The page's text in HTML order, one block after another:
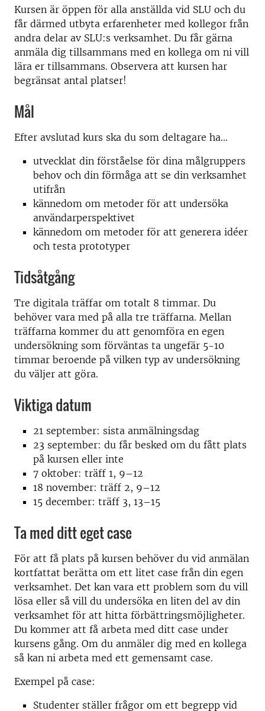
Kursen är öppen för alla anställda vid SLU och du
får därmed utbyta erfarenheter med kollegor från
andra delar av SLU:s verksamhet. Du får gärna
anmäla dig tillsammans med en kollega om ni vill
lära er tillsammans. Observera att kursen har
begränsat antal platser!
Mål
Efter avslutad kurs ska du som deltagare ha...
utvecklat din förståelse för dina målgruppers
behov och din förmåga att se din verksamhet
utifrån
kännedom om metoder för att undersöka
användarperspektivet
kännedom om metoder för att generera idéer
och testa prototyper
Tidsåtgång
Tre digitala träffar om totalt 8 timmar. Du
behöver vara med på alla tre träffarna. Mellan
träffarna kommer du att genomföra en egen
undersökning som förväntas ta ungefär 5-10
timmar beroende på vilken typ av undersökning
du väljer att göra.
Viktiga datum
21 september: sista anmälningsdag
23 september: du får besked om du fått plats
på kursen eller inte
7 oktober: träff 1, 9–12
18 november: träff 2, 9–12
15 december: träff 3, 13–15
Ta med ditt eget case
För att få plats på kursen behöver du vid anmälan
kortfattat berätta om ett litet case från din egen
verksamhet. Det kan vara ett problem som du vill
lösa eller så vill du undersöka en liten del av din
verksamhet för att hitta förbättringsmöjligheter.
Du kommer att få arbeta med ditt case under
kursens gång. Om du anmäler dig med en kollega
så kan ni arbeta med ett gemensamt case.
Exempel på case:
Studenter ställer frågor om ett begrepp vid